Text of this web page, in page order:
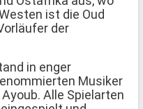
ist die Oud
der
in enger
Musiker
Alle Spielarten